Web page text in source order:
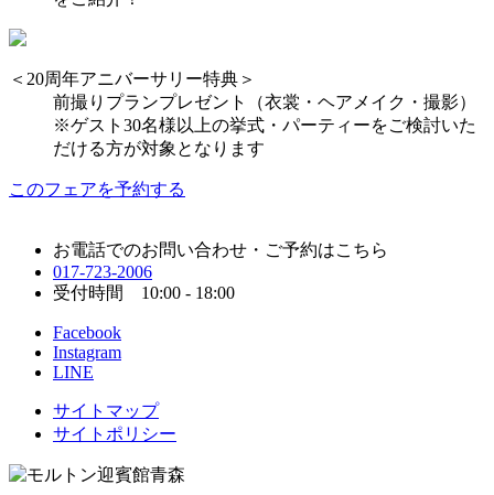
＜20周年アニバーサリー特典＞
前撮りプランプレゼント（衣裳・ヘアメイク・撮影）
※ゲスト30名様以上の挙式・パーティーをご検討いた
だける方が対象となります
このフェアを予約する
お電話でのお問い合わせ・ご予約はこちら
017-723-2006
受付時間 10:00 - 18:00
Facebook
Instagram
LINE
サイトマップ
サイトポリシー